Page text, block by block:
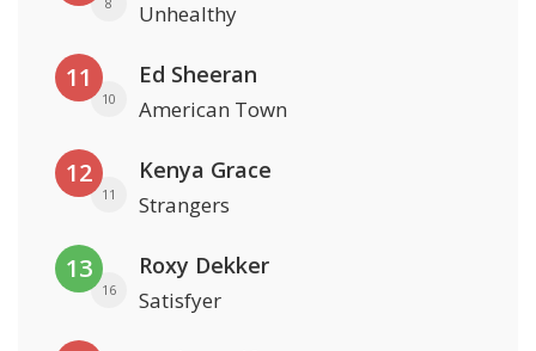
Unhealthy
11
10
Ed Sheeran
American Town
12
11
Kenya Grace
Strangers
13
16
Roxy Dekker
Satisfyer